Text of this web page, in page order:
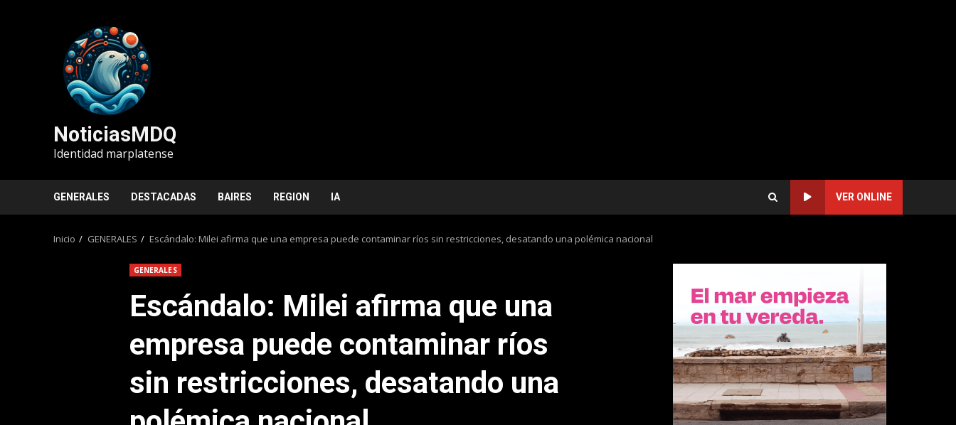
NoticiasMDQ
Identidad marplatense
GENERALES DESTACADAS BAIRES REGION IA VER ONLINE
Inicio GENERALES Escándalo: Milei afirma que una empresa puede contaminar ríos sin restricciones, desatando una polémica nacional
GENERALES
Escándalo: Milei afirma que una
empresa puede contaminar ríos
sin restricciones, desatando una